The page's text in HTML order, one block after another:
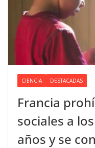
CIENCIA DESTACADAS
Francia
sociales a
años y se